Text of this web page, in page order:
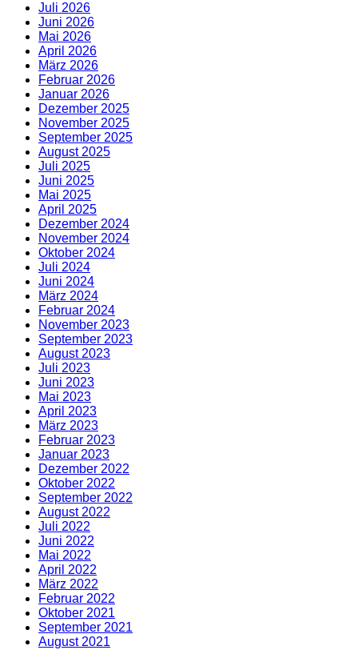
Juli 2026
Juni 2026
Mai 2026
April 2026
März 2026
Februar 2026
Januar 2026
Dezember 2025
November 2025
September 2025
August 2025
Juli 2025
Juni 2025
Mai 2025
April 2025
Dezember 2024
November 2024
Oktober 2024
Juli 2024
Juni 2024
März 2024
Februar 2024
November 2023
September 2023
August 2023
Juli 2023
Juni 2023
Mai 2023
April 2023
März 2023
Februar 2023
Januar 2023
Dezember 2022
Oktober 2022
September 2022
August 2022
Juli 2022
Juni 2022
Mai 2022
April 2022
März 2022
Februar 2022
Oktober 2021
September 2021
August 2021